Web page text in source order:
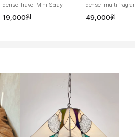
dense_Travel Mini Spray
19,000원
dense_multi
49,000원